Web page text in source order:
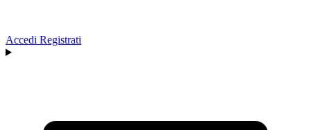
Accedi Registrati